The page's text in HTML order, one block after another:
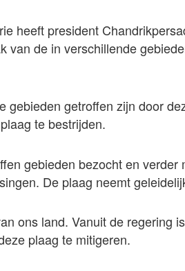
heeft president
van de in verschillende
gebieden getroffen zijn door
te bestrijden.
gebieden bezocht en verder
De plaag neemt
ons land. Vanuit de regering
plaag te mitigeren.